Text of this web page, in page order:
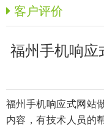
客户评价
福州手机响
福州手机响应式网站
内容，有技术人员的